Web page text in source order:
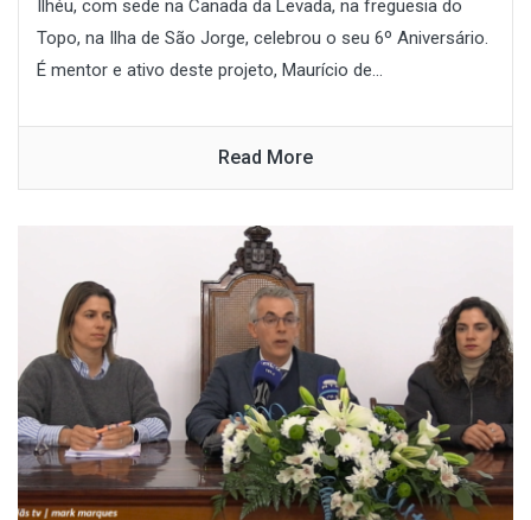
Ilhéu, com sede na Canada da Levada, na freguesia do
Topo, na Ilha de São Jorge, celebrou o seu 6º Aniversário.
É mentor e ativo deste projeto, Maurício de...
Read More